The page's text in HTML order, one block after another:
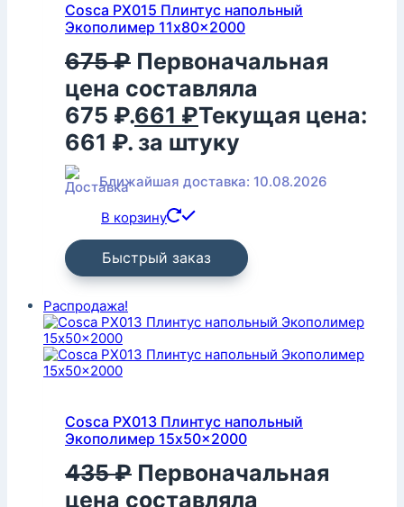
Cosca PX015 Плинтус напольный
Экополимер 11x80x2000
675₽ Первоначальная
цена составляла
675 ₽.661 ₽Текущая цена:
661 ₽. за штуку
Ближайшая доставка: 10.08.2026
В корзину
Быстрый заказ
Распродажа!
Cosca PX013 Плинтус напольный
Экополимер 15x50x2000
435₽ Первоначальная
цена составляла